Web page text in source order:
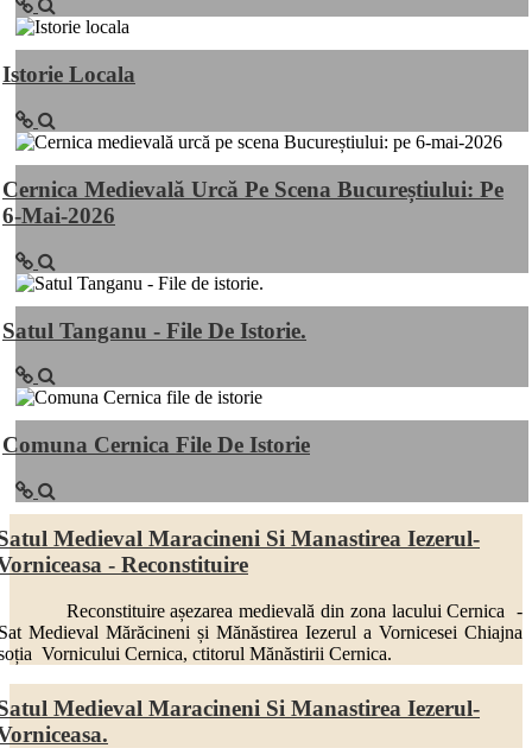
Istorie Locala
Cernica Medievală Urcă Pe Scena Bucureștiului: Pe
6-Mai-2026
Satul Tanganu - File De Istorie.
Comuna Cernica File De Istorie
Medieval Maracineni Si Manastirea Iezerul-
- Reconstituire
așezarea medievală din zona lacului Cernica -
Medieval Mărăcineni și Mănăstirea Iezerul a Vornicesei Chiajna
Vornicului Cernica, ctitorul Mănăstirii Cernica.
Medieval Maracineni Si Manastirea Iezerul-